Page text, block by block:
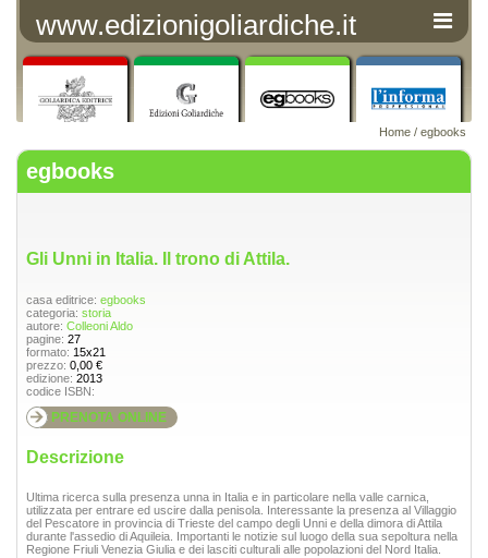
www.edizionigoliardiche.it
Home / egbooks
egbooks
Gli Unni in Italia. Il trono di Attila.
casa editrice: egbooks
categoria: storia
autore: Colleoni Aldo
pagine: 27
formato: 15x21
prezzo: 0,00 €
edizione: 2013
codice ISBN:
PRENOTA ONLINE
Descrizione
Ultima ricerca sulla presenza unna in Italia e in particolare nella valle carnica,
utilizzata per entrare ed uscire dalla penisola. Interessante la presenza al Villaggio
del Pescatore in provincia di Trieste del campo degli Unni e della dimora di Attila
durante l'assedio di Aquileia. Importanti le notizie sul luogo della sua sepoltura nella
Regione Friuli Venezia Giulia e dei lasciti culturali alle popolazioni del Nord Italia.